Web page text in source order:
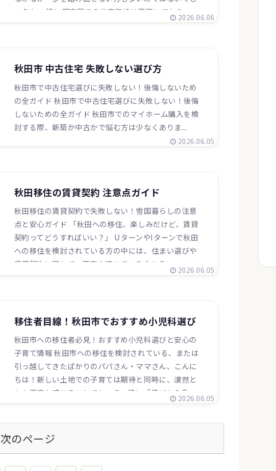
ょうか。 特に都市圏での住宅価格は高騰しており、...
2026.06.06
秋田市 中古住宅 失敗しない選び方
秋田市で中古住宅選びに失敗しない！後悔しないため
の全ガイド 秋田市で中古住宅選びに失敗しない！後悔
しないための全ガイド 秋田市でのマイホーム購入を検
討する際、新築か中古かで悩む方は少なくありま...
2026.06.05
秋田移住の賃貸契約 注意点ガイド
秋田移住の賃貸契約で失敗しない！雪国暮らしの注意
点と安心ガイド 「秋田への移住、楽しみだけど、賃貸
契約ってどうすればいい？」 UターンやIターンで秋田
への移住を検討されている方の中には、住まい選びや
賃貸契約に関して、不安を感じている方も多い...
2026.06.05
移住者目線！秋田市でおすすめ小児科選び
秋田市への移住者必見！おすすめ小児科選びと安心の
子育て情報 秋田市への移住を検討されている、または
引っ越してきたばかりのパパさん・ママさん、こんに
ちは！新しい土地での子育ては期待と同時に、漠然と
した不安も感じることでしょう。特に「子どもの急...
2026.06.05
次のページ